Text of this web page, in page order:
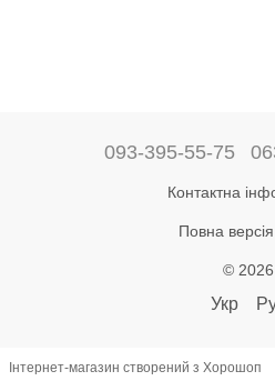
093-395-55-75
Контактна
Повна
© 2026
Укр
Інтернет-магазин створений з Хорошоп